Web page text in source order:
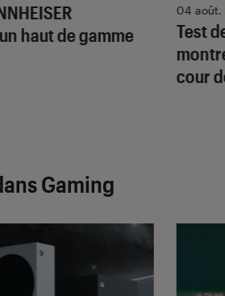
haut de gamme
Test
cour
04 août.
Gaming